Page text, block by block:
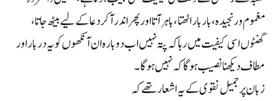
مغموم و رنجیدہ ،بار بار اٹھتا ، باہر آتا اور پھر اندر آکر دعا کے لیے بیٹھ جاتا ،
گھنٹوں اسی کیفیت میں رہا کہ پتہ نہیں اب دوبارہ ان آنکھوں کو یہ دربار اور
مطاف دیکھنا نصیب ہوگا کہ نہیں ہوگا ۔
زبان پر جمیل نقوی کے یہ اشعار تھے کہ